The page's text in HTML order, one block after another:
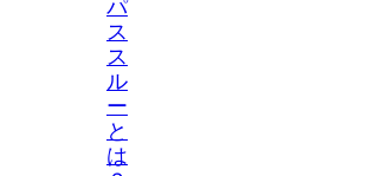
パ
ス
ス
ル
ー
と
は